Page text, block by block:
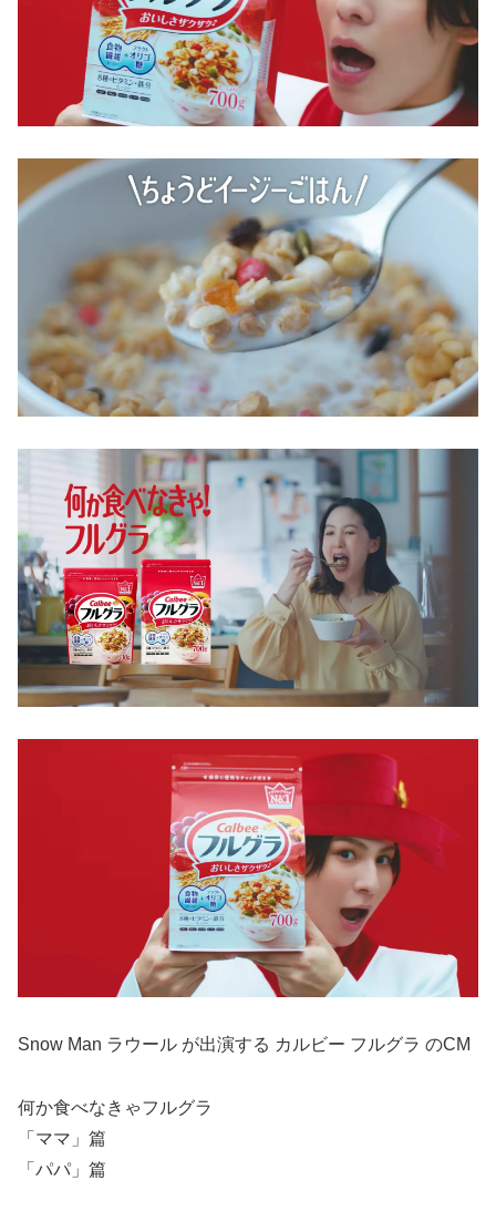
Snow Man ラウール が出演する カルビー フルグラ のCM
何か食べなきゃフルグラ
「ママ」篇
「パパ」篇